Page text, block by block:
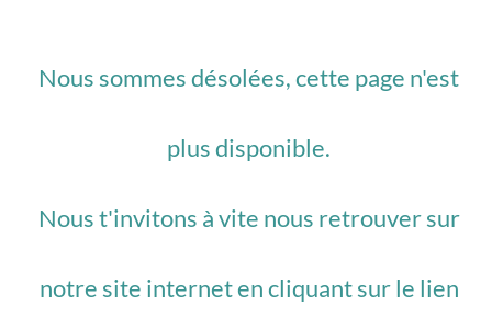
Nous sommes désolées, cette page n'est
plus disponible.
Nous t'invitons à vite nous retrouver sur
notre site internet en cliquant sur le lien